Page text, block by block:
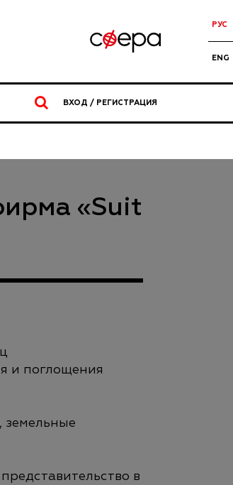
РУС
ENG
ВХОД / РЕГИСТРАЦИЯ
«Suit
и поглощения
земельные
в